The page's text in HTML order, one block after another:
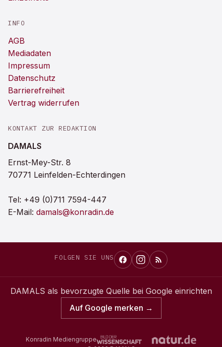
INFO
AGB
Mediadaten
Impressum
Datenschutz
Barrierefreiheit
Vertrag widerrufen
KONTAKT ZUR REDAKTION
DAMALS
Ernst-Mey-Str. 8
70771 Leinfelden-Echterdingen
Tel: +49 (0)711 7594-447
E-Mail: damals@konradin.de
FOLGEN SIE UNS
DAMALS als bevorzugte Quelle bei Google einrichten
Auf Google merken →
Konradin Mediengruppe